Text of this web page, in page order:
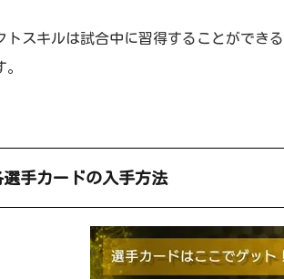
トスキルは試合中に習得することができ
選手カードの入手方法